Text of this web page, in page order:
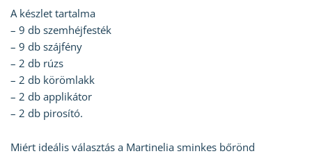
A készlet tartalma
– 9 db szemhéjfesték
– 9 db szájfény
– 2 db rúzs
– 2 db körömlakk
– 2 db applikátor
– 2 db pirosító.
Miért ideális választás a Martinelia sminkes bőrönd